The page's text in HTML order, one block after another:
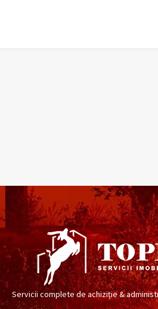
Servicii complete de achiziție &